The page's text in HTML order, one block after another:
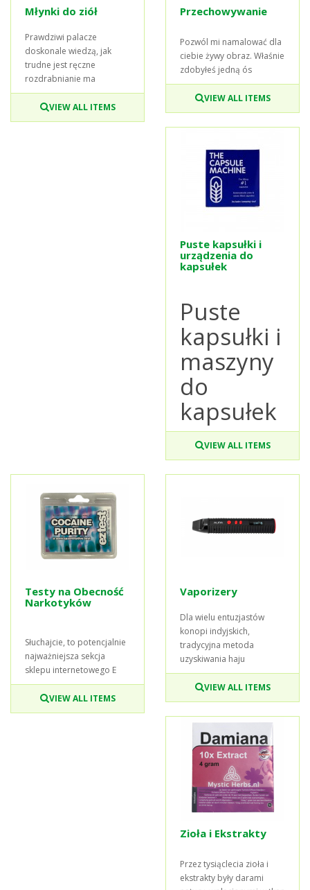
Młynki do ziół
Prawdziwi palacze
doskonale wiedzą, jak
trudne jest ręczne
rozdrabnianie ma
VIEW ALL ITEMS
Przechowywanie
Pozwól mi namalować dla
ciebie żywy obraz. Właśnie
zdobyłeś jedną ós
VIEW ALL ITEMS
Puste kapsułki i
urządzenia do
kapsułek
Puste
kapsułki i
maszyny
do
kapsułek
VIEW ALL ITEMS
Testy na Obecność
Narkotyków
Słuchajcie, to potencjalnie
najważniejsza sekcja
sklepu internetowego E
VIEW ALL ITEMS
Vaporizery
Dla wielu entuzjastów
konopi indyjskich,
tradycyjna metoda
uzyskiwania haju
VIEW ALL ITEMS
Zioła i Ekstrakty
Przez tysiąclecia zioła i
ekstrakty były darami